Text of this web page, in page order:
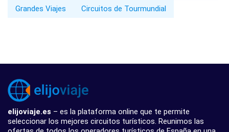
Grandes Viajes
Circuitos de Tourmundial
elijoviaje.es – es la plataforma online que te permite
seleccionar los mejores circuitos turísticos. Reunimos las